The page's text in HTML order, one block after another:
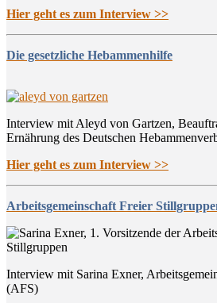
Hier geht es zum Interview >>
Die gesetzliche Hebammenhilfe
Interview mit Aleyd von Gartzen,
Ernährung des Deutschen
Hier geht es zum Interview >>
Arbeitsgemeinschaft Freier
Interview mit Sarina Exner,
(AFS)